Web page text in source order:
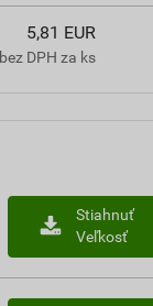
5,81 EUR
bez DPH za ks
Stiahnuť
Veľkosť